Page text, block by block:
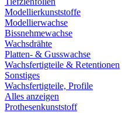
Modellierkunststoffe
Modellierwachse
Bissnehmewachse
Wachsdrähte
Platten- & Gusswachse
Wachsfertigteile & Retentionen
Sonstiges
Wachsfertigteile, Profile
Alles anzeigen
Prothesenkunststoff